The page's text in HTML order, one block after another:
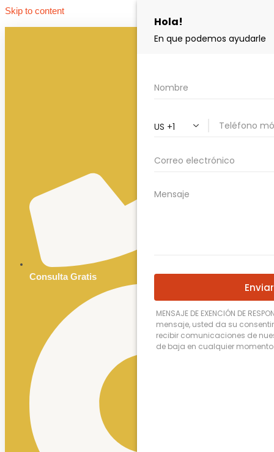
Skip to content
Consulta Gratis